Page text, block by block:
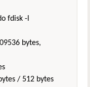
fdisk -l
bytes,
/ 512 bytes